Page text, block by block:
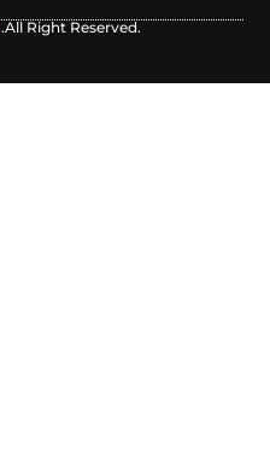
.All Right Reserved.